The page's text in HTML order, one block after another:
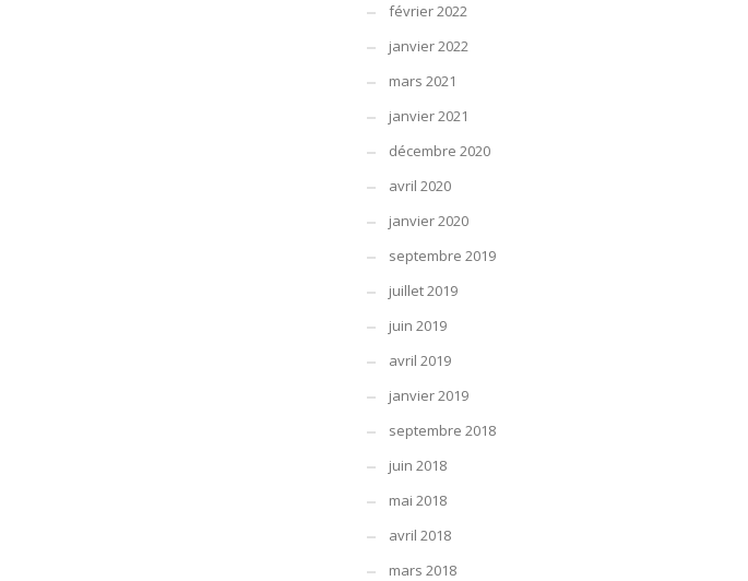
février 2022
janvier 2022
mars 2021
janvier 2021
décembre 2020
avril 2020
janvier 2020
septembre 2019
juillet 2019
juin 2019
avril 2019
janvier 2019
septembre 2018
juin 2018
mai 2018
avril 2018
mars 2018